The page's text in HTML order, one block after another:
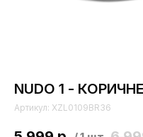
NUDO 1 -
Артикул: XZL0109BR36